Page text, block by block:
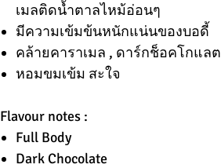
เมลติดน้ำตาลไหม้อ่อนๆ
มีความเข้มข้นหนักแน่นของบอดี้
คล้ายคาราเมล , ดาร์กช็อคโกแลต
หอมขมเข้ม สะใจ
Flavour notes :
Full Body
Dark Chocolate